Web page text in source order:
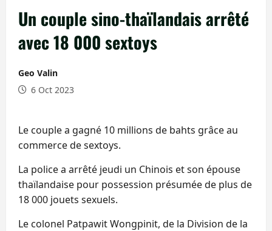
Un couple sino-thaïlandais arrêté
avec 18 000 sextoys
Geo Valin
6 Oct 2023
Le couple a gagné 10 millions de bahts grâce au
commerce de sextoys.
La police a arrêté jeudi un Chinois et son épouse
thaïlandaise pour possession présumée de plus de
18 000 jouets sexuels.
Le colonel Patpawit Wongpinit, de la Division de la